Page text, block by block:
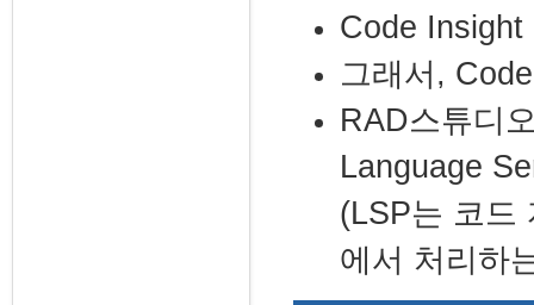
Code Insight
그래서 ,
RAD스튜디
Language
(LSP는 코드
에서 처리하